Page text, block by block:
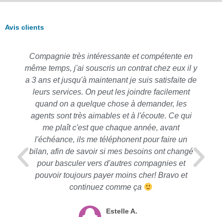
Avis clients
Compagnie très intéressante et compétente en
même temps, j'ai souscris un contrat chez eux il y
a 3 ans et jusqu'à maintenant je suis satisfaite de
leurs services. On peut les joindre facilement
quand on a quelque chose à demander, les
agents sont très aimables et à l'écoute. Ce qui
me plaît c'est que chaque année, avant
l'échéance, ils me téléphonent pour faire un
bilan, afin de savoir si mes besoins ont changé
pour basculer vers d'autres compagnies et
pouvoir toujours payer moins cher! Bravo et
continuez comme ça
Estelle A.